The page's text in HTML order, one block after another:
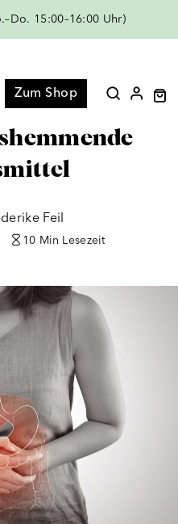
15:00–16:00 Uhr)
Zum Shop
Feil
10 Min Lesezeit